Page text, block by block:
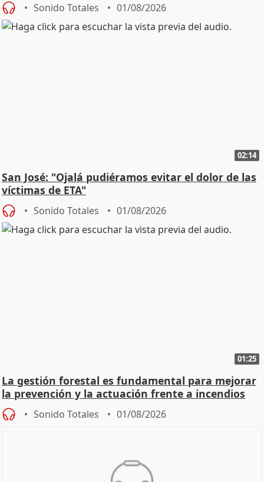
Sonido Totales 01/08/2026
02:14
San José: "Ojalá pudiéramos evitar el dolor de las
víctimas de ETA"
Sonido Totales 01/08/2026
01:25
La gestión forestal es fundamental para mejorar
la prevención y la actuación frente a incendios
Sonido Totales 01/08/2026